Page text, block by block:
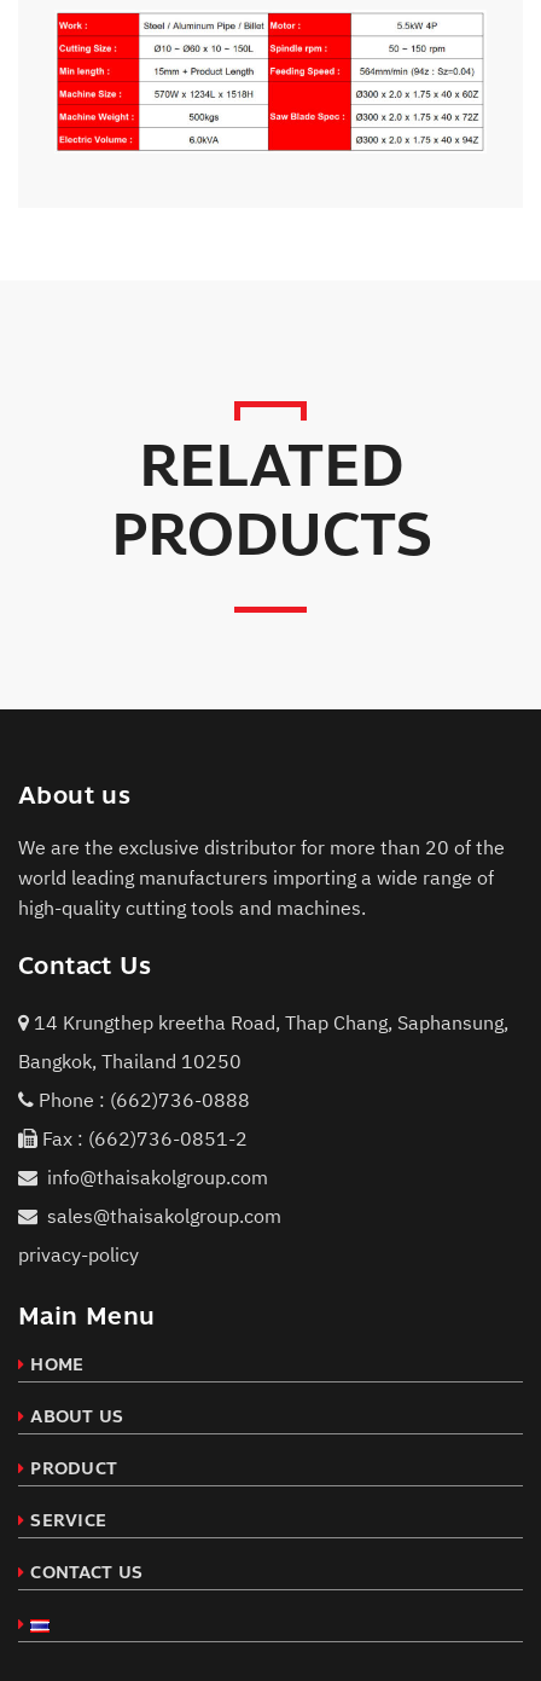
RELATED
PRODUCTS
About us
We are the exclusive distributor for more than 20 of the
world leading manufacturers importing a wide range of
high-quality cutting tools and machines.
Contact Us
14 Krungthep kreetha Road, Thap Chang, Saphansung,
Bangkok, Thailand 10250
Phone : (662)736-0888
Fax : (662)736-0851-2
info@thaisakolgroup.com
sales@thaisakolgroup.com
privacy-policy
Main Menu
HOME
ABOUT US
PRODUCT
SERVICE
CONTACT US